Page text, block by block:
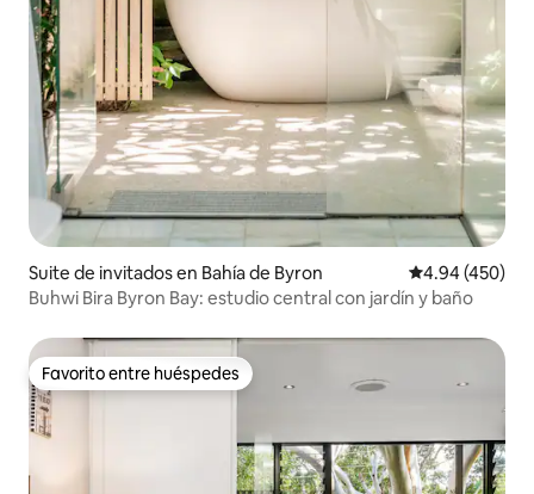
Suite de invitados en Bahía de Byron Calificación
4.94 (450)
Buhwi Bira Byron Bay: estudio central con jardín y baño
Favorito entre huéspedes
Favorito entre huéspedes